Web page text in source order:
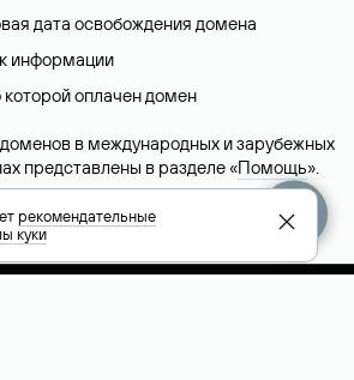
дата освобождения домена
информации
которой оплачен домен
в международных и зарубежных
представлены в разделе «Помощь».
Whois-сервиса
рекомендательные
куки